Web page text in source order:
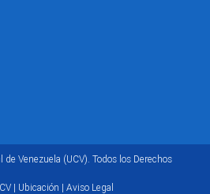
Venezuela (UCV). Todos los Derechos
| Ubicación | Aviso Legal